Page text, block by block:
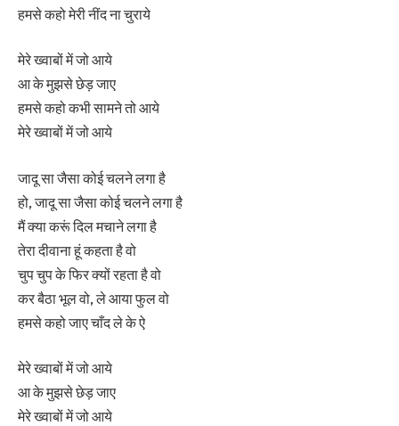
हमसे कहो मेरी नींद ना चुराये
मेरे ख्वाबों में जो आये
आ के मुझसे छेड़ जाए
हमसे कहो कभी सामने तो आये
मेरे ख्वाबों में जो आये
जादू सा जैसा कोई चलने लगा है
हो, जादू सा जैसा कोई चलने लगा है
मैं क्या करूं दिल मचाने लगा है
तेरा दीवाना हूं कहता है वो
चुप चुप के फिर क्यों रहता है वो
कर बैठा भूल वो, ले आया फुल वो
हमसे कहो जाए चाँद ले के ऐ
मेरे ख्वाबों में जो आये
आ के मुझसे छेड़ जाए
मेरे ख्वाबों में जो आये